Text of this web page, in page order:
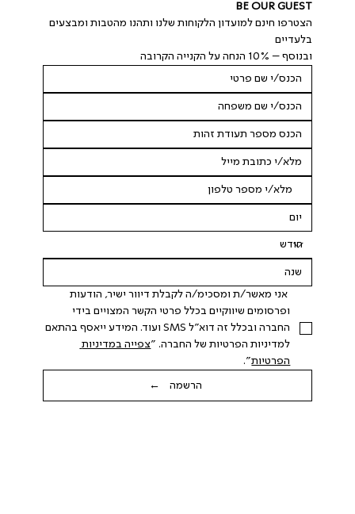
BE OUR GUEST
הצטרפו חינם למועדון הלקוחות שלנו ותהנו מהטבות ומבצעים
בלעדיים
ובנוסף – 10% הנחה על הקנייה הקרובה
אני מאשר/ת ומסכימ/ה לקבלת דיוור ישיר, הודעות
החברה ובכלל זה דוא"ל SMS ועוד. המידע ייאסף בהתאם
למדיניות הפרטיות של החברה. "
צפייה במדיניות
הפרטיות".
הרשמה ←